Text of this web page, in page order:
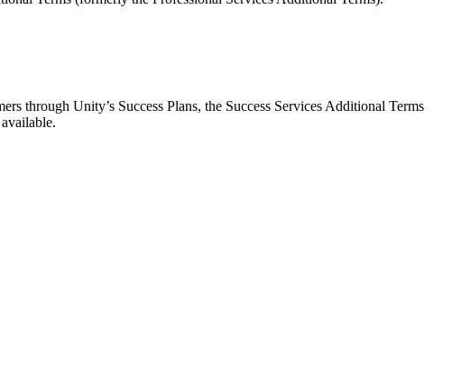
through Unity’s Success Plans, the Success Services Additional Terms